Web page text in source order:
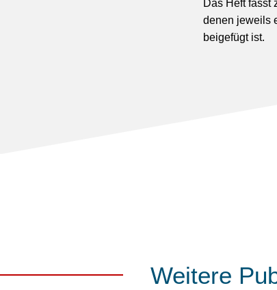
Das Heft fasst
denen jeweils
beigefügt ist.
Weitere